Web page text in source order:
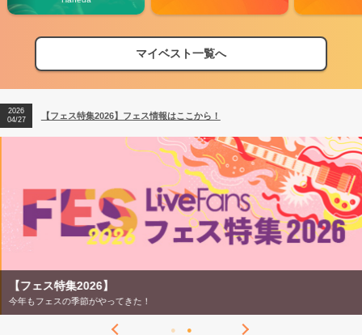
マイベスト一覧へ
【フェス特集2026】フェス情報はここから！
【ライブ動員ランキング】2026年上半期編発表！
2026
04/27
【フェス特集2026】フェス情報はここから！
2026
【ライブ動員ランキング】2026年上半期編発表！
【フェス特集2026】
今年もフェスの季節がやってきた！